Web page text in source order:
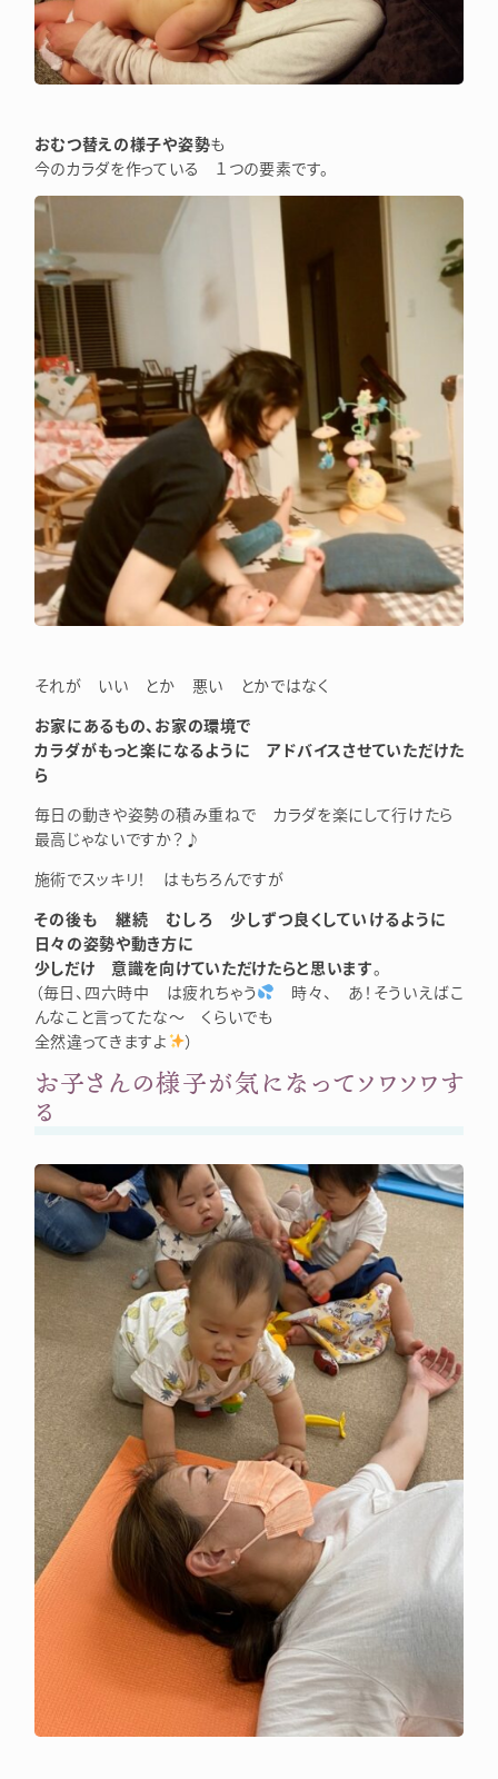
おむつ替えの様子や姿勢も
今のカラダを作っている １つの要素です。
それが いい とか 悪い とかではなく
お家にあるもの、お家の環境で
カラダがもっと楽になるように アドバイスさせていただけた
ら
毎日の動きや姿勢の積み重ねで カラダを楽にして行けたら
最高じゃないですか？♪
施術でスッキリ！ はもちろんですが
その後も 継続 むしろ 少しずつ良くしていけるように
日々の姿勢や動き方に
少しだけ 意識を向けていただけたらと思います。
（毎日、四六時中 は疲れちゃう
時々、 あ！そういえばこ
んなこと言ってたな～ くらいでも
全然違ってきますよ
）
お子さんの様子が気になってソワソワす
る